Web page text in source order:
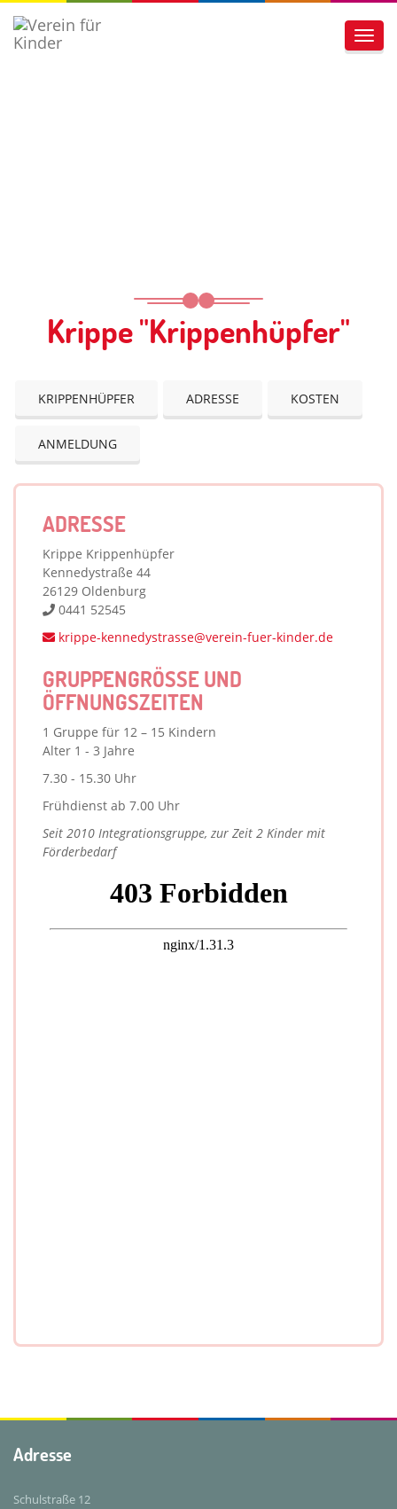
Krippe "Krippenhüpfer"
KRIPPENHÜPFER ADRESSE KOSTEN
ANMELDUNG
ADRESSE
Krippe Krippenhüpfer
Kennedystraße 44
26129 Oldenburg
0441 52545
krippe-kennedystrasse@verein-fuer-kinder.de
GRUPPENGRÖSSE UND Ö
FFNUNGSZEITEN
1 Gruppe für 12 – 15 Kindern
Alter 1 - 3 Jahre
7.30 - 15.30 Uhr
Frühdienst ab 7.00 Uhr
Seit 2010 Integrationsgruppe, zur Zeit 2 Kinder mit
Förderbedarf
Adresse
Schulstraße 12